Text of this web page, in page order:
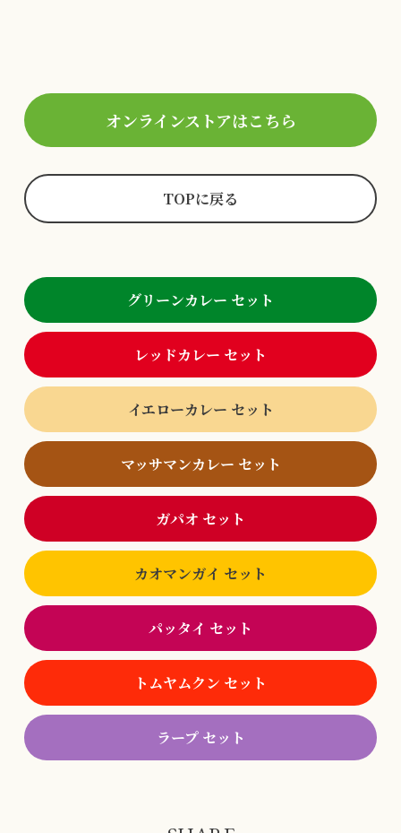
オンラインストアはこちら
TOPに戻る
グリーンカレー セット
レッドカレー セット
イエローカレー セット
マッサマンカレー セット
ガパオ セット
カオマンガイ セット
パッタイ セット
トムヤムクン セット
ラープ セット